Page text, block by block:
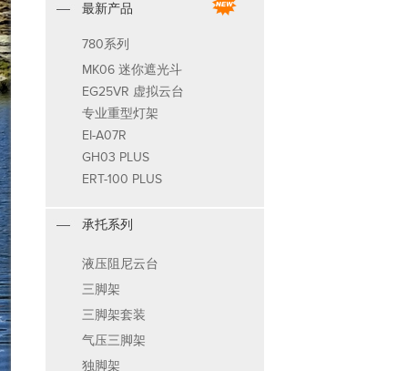
最新产品
780系列
MK06 迷你遮光斗
EG25VR 虚拟云台
专业重型灯架
EI-A07R
GH03 PLUS
ERT-100 PLUS
承托系列
液压阻尼云台
三脚架
三脚架套装
气压三脚架
独脚架